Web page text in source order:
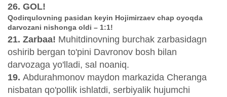
26. GOL!
Qodirqulovning pasidan keyin Hojimirzaev chap oyoqda
darvozani nishonga oldi – 1:1!
21. Zarbaa! Muhitdinovning burchak zarbasidagn
oshirib bergan to'pini Davronov bosh bilan
darvozaga yo'lladi, sal noaniq.
19. Abdurahmonov maydon markazida Cheranga
nisbatan qo'pollik ishlatdi, serbiyalik hujumchi